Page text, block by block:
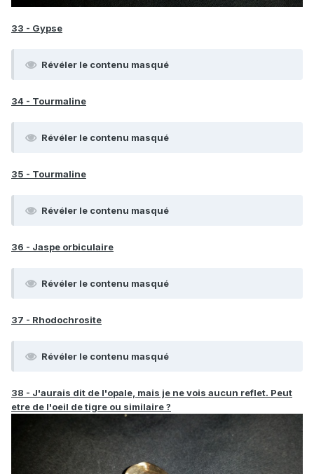
33 - Gypse
Révéler le contenu masqué
34 - Tourmaline
Révéler le contenu masqué
35 - Tourmaline
Révéler le contenu masqué
36 - Jaspe orbiculaire
Révéler le contenu masqué
37 - Rhodochrosite
Révéler le contenu masqué
38 - J'aurais dit de l'opale, mais je ne vois aucun reflet. Peut
etre de l'oeil de tigre ou similaire ?